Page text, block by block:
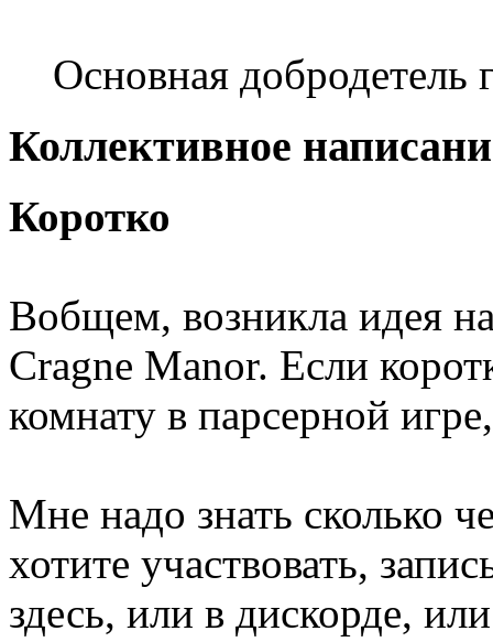
Основная добродетель
Коллективное
Коротко
Вобщем, возникла идея
Cragne Manor. Если
комнату в парсерной
Мне надо знать сколько
хотите участвовать,
здесь, или в дискорде,